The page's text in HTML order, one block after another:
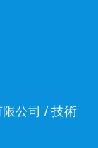
公司 / 技術